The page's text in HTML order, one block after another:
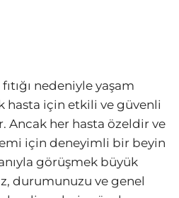
nedeniyle yaşam
hasta için etkili ve güvenli
Ancak her hasta özeldir ve
için deneyimli bir beyin
görüşmek büyük
durumunuzu ve genel